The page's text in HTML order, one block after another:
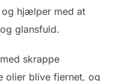
og hjælper med at
glansfuld.
skrappe
olier blive fjernet, og